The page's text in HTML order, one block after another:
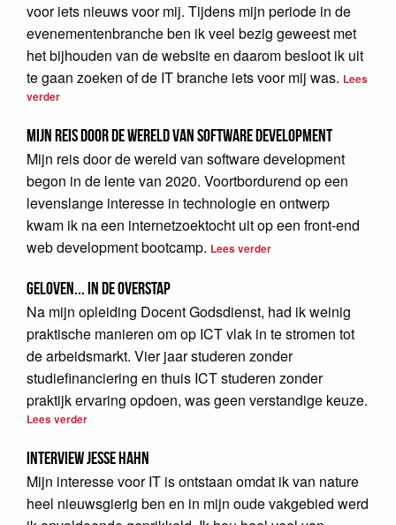
voor iets nieuws voor mij. Tijdens mijn periode in de
evenementenbranche ben ik veel bezig geweest met
het bijhouden van de website en daarom besloot ik uit
te gaan zoeken of de IT branche iets voor mij was. Lees
verder
Mijn reis door de wereld van software development
Mijn reis door de wereld van software development
begon in de lente van 2020. Voortbordurend op een
levenslange interesse in technologie en ontwerp
kwam ik na een internetzoektocht uit op een front-end
web development bootcamp. Lees verder
Geloven... in de overstap
Na mijn opleiding Docent Godsdienst, had ik weinig
praktische manieren om op ICT vlak in te stromen tot
de arbeidsmarkt. Vier jaar studeren zonder
studiefinanciering en thuis ICT studeren zonder
praktijk ervaring opdoen, was geen verstandige keuze.
Lees verder
Interview Jesse Hahn
Mijn interesse voor IT is ontstaan omdat ik van nature
heel nieuwsgierig ben en in mijn oude vakgebied werd